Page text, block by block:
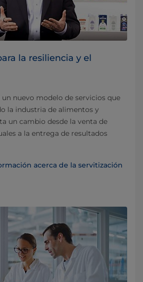
la resiliencia y el
un nuevo modelo de servicios que
la industria de alimentos y
un cambio desde la venta de
a la entrega de resultados
acerca de la servitización